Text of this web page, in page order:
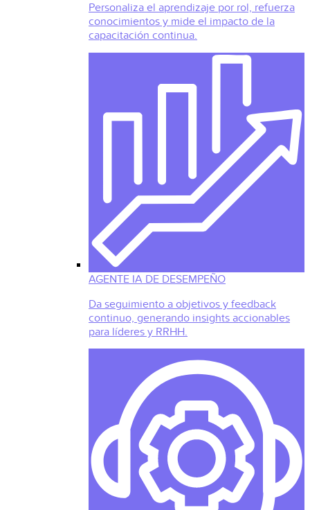
Personaliza el aprendizaje por rol, refuerza
conocimientos y mide el impacto de la
capacitación continua.
AGENTE IA DE DESEMPEÑO
Da seguimiento a objetivos y feedback
continuo, generando insights accionables
para líderes y RRHH.